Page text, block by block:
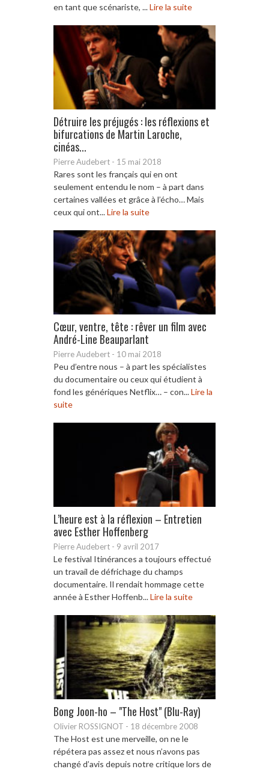
en tant que scénariste, ...Lire la suite
Détruire les préjugés : les réflexions et
bifurcations de Martin Laroche,
cinéas...
Pierre Audebert - 15 mai 2018
Rares sont les français qui en ont
seulement entendu le nom – à part dans
certaines vallées et grâce à l’écho… Mais
ceux qui ont...Lire la suite
Cœur, ventre, tête : rêver un film avec
André-Line Beauparlant
Pierre Audebert - 10 mai 2018
Peu d’entre nous – à part les spécialistes
du documentaire ou ceux qui étudient à
fond les génériques Netflix… – con...Lire la
suite
L’heure est à la réflexion – Entretien
avec Esther Hoffenberg
Pierre Audebert - 9 avril 2017
Le festival Itinérances a toujours effectué
un travail de défrichage du champs
documentaire. Il rendait hommage cette
année à Esther Hoffenb...Lire la suite
Bong Joon-ho – "The Host" (Blu-Ray)
Olivier ROSSIGNOT - 18 décembre 2008
The Host est une merveille, on ne le
répétera pas assez et nous n’avons pas
changé d’avis depuis notre critique lors de